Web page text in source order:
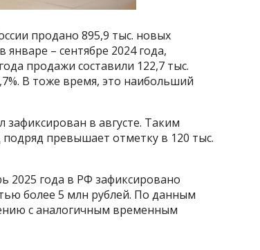
продано 895,9 тыс. новых
– сентябре 2024 года,
продажи составили 122,7 тыс.
В тоже время, это наибольший
в августе. Таким
превышает отметку в 120 тыс.
2025 года в РФ зафиксировано
более 5 млн рублей. По данным
с аналогичным временным